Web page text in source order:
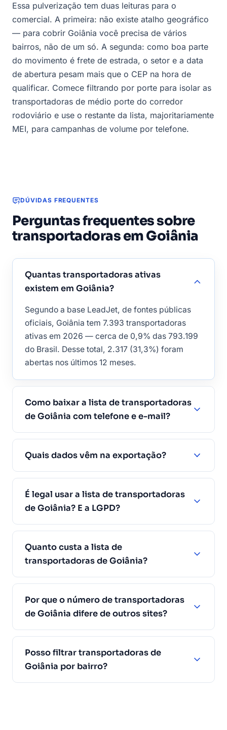
Essa pulverização tem duas leituras para o
comercial. A primeira: não existe atalho geográfico
— para cobrir Goiânia você precisa de vários
bairros, não de um só. A segunda: como boa parte
do movimento é frete de estrada, o setor e a data
de abertura pesam mais que o CEP na hora de
qualificar. Comece filtrando por porte para isolar as
transportadoras de médio porte do corredor
rodoviário e use o restante da lista, majoritariamente
MEI, para campanhas de volume por telefone.
DÚVIDAS FREQUENTES
Perguntas frequentes sobre
transportadoras em Goiânia
Quantas transportadoras ativas
existem em Goiânia?
Segundo a base LeadJet, de fontes públicas
oficiais, Goiânia tem 7.393 transportadoras
ativas em 2026 — cerca de 0,9% das 793.199
do Brasil. Desse total, 2.317 (31,3%) foram
abertas nos últimos 12 meses.
Como baixar a lista de transportadoras
de Goiânia com telefone e e-mail?
Quais dados vêm na exportação?
É legal usar a lista de transportadoras
de Goiânia? E a LGPD?
Quanto custa a lista de
transportadoras de Goiânia?
Por que o número de transportadoras
de Goiânia difere de outros sites?
Posso filtrar transportadoras de
Goiânia por bairro?